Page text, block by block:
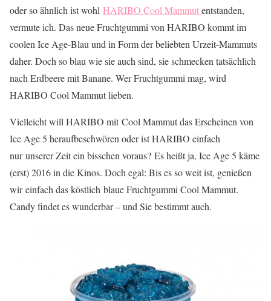
oder so ähnlich ist wohl HARIBO Cool Mammutentstanden,
vermute ich. Das neue Fruchtgummi von HARIBO kommt im
coolen Ice Age-Blau und in Form der beliebten Urzeit-Mammuts
daher. Doch so blau wie sie auch sind, sie schmecken tatsächlich
nach Erdbeere mit Banane. Wer Fruchtgummi mag, wird
HARIBO Cool Mammut lieben.
Vielleicht will HARIBO mit Cool Mammut das Erscheinen von
Ice Age 5 heraufbeschwören oder ist HARIBO einfach
nur unserer Zeit ein bisschen voraus? Es heißt ja, Ice Age 5 käme
(erst) 2016 in die Kinos. Doch egal: Bis es so weit ist, genießen
wir einfach das köstlich blaue Fruchtgummi Cool Mammut.
Candy findet es wunderbar – und Sie bestimmt auch.